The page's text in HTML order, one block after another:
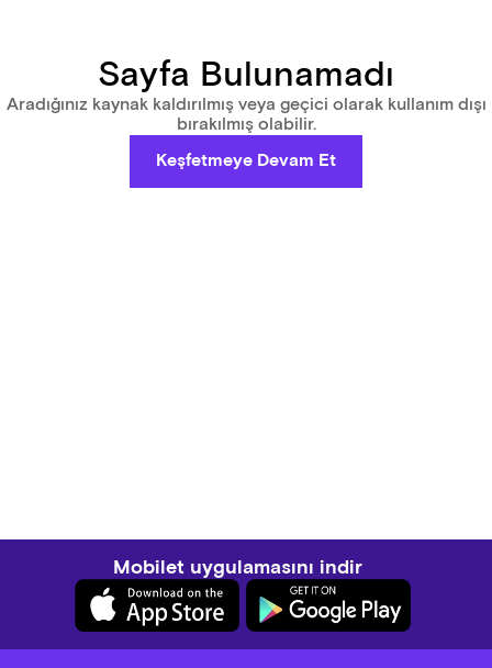
Sayfa Bulunamadı
Aradığınız kaynak kaldırılmış veya geçici olarak kullanım dışı
bırakılmış olabilir.
Keşfetmeye Devam Et
Mobilet uygulamasını indir